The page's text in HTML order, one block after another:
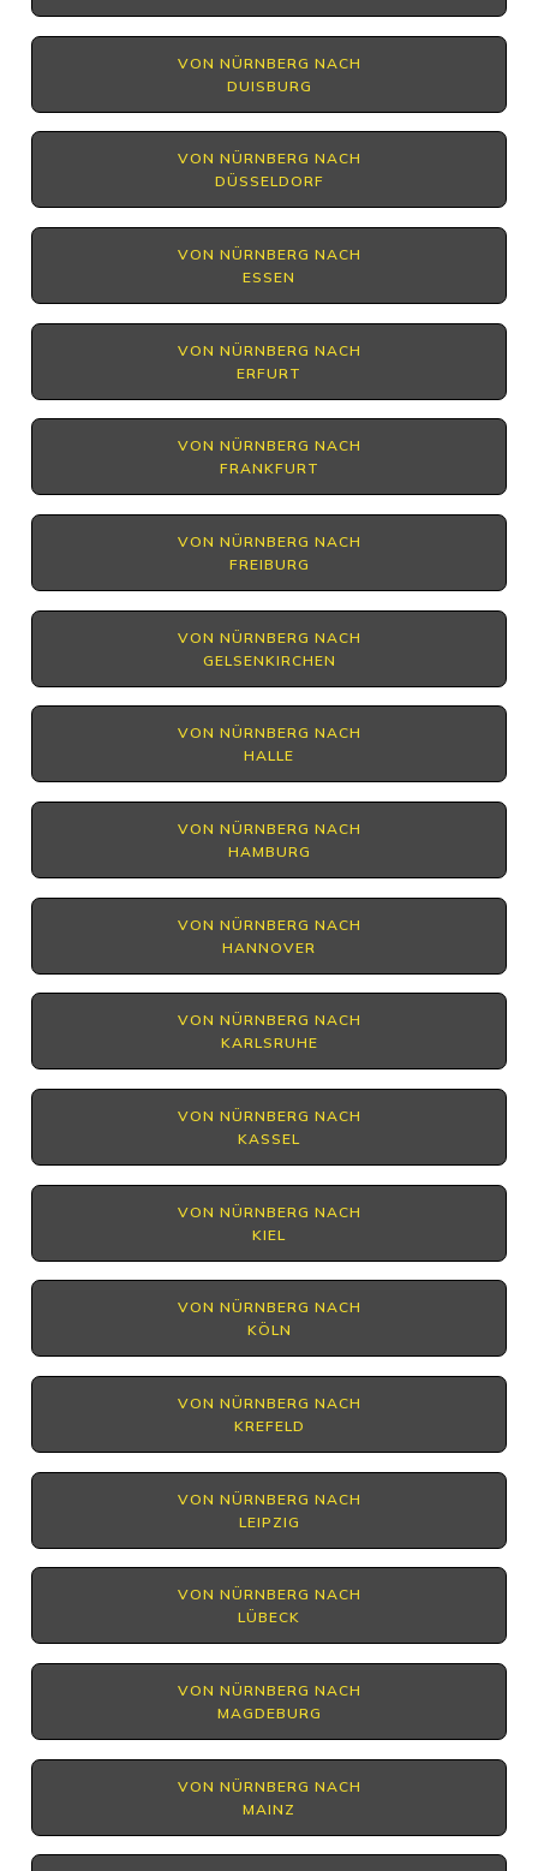
VON NÜRNBERG NACH
DUISBURG
VON NÜRNBERG NACH
DÜSSELDORF
VON NÜRNBERG NACH
ESSEN
VON NÜRNBERG NACH
ERFURT
VON NÜRNBERG NACH
FRANKFURT
VON NÜRNBERG NACH
FREIBURG
VON NÜRNBERG NACH
GELSENKIRCHEN
VON NÜRNBERG NACH
HALLE
VON NÜRNBERG NACH
HAMBURG
VON NÜRNBERG NACH
HANNOVER
VON NÜRNBERG NACH
KARLSRUHE
VON NÜRNBERG NACH
KASSEL
VON NÜRNBERG NACH
KIEL
VON NÜRNBERG NACH
KÖLN
VON NÜRNBERG NACH
KREFELD
VON NÜRNBERG NACH
LEIPZIG
VON NÜRNBERG NACH
LÜBECK
VON NÜRNBERG NACH
MAGDEBURG
VON NÜRNBERG NACH
MAINZ